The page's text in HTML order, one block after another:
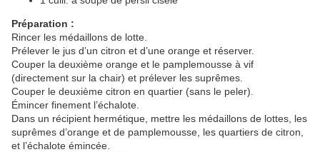
Préparation :
Rincer les médaillons de lotte.
Prélever le jus d’un citron et d’une orange et réserver.
Couper la deuxième orange et le pamplemousse à vif
(directement sur la chair) et prélever les suprêmes.
Couper le deuxième citron en quartier (sans le peler).
Émincer finement l’échalote.
Dans un récipient hermétique, mettre les médaillons de lottes, les
suprêmes d’orange et de pamplemousse, les quartiers de citron,
et l’échalote émincée.